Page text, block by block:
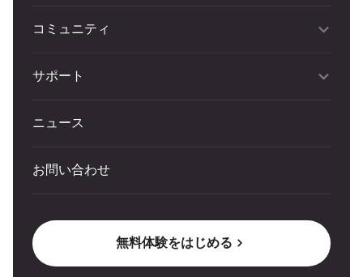
コミュニティ
サポート
ニュース
お問い合わせ
無料体験をはじめる